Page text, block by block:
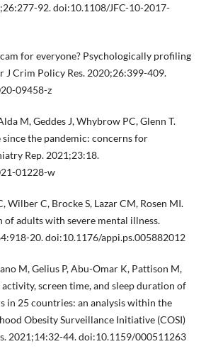
92. doi:10.1108/JFC-10-2017-
for everyone? Psychologically profiling
J Crim Policy Res. 2020;26:399-409.
09458-z
M, Geddes J, Whybrow PC, Glenn T.
the pandemic: concerns for
Rep. 2021;23:18.
01228-w
Wilber C, Brocke S, Lazar CM, Rosen MI.
adults with severe mental illness.
20. doi:10.1176/appi.ps.005882012
M, Gelius P, Abu-Omar K, Pattison M,
activity, screen time, and sleep duration of
in 25 countries: an analysis within the
Obesity Surveillance Initiative (COSI)
2021;14:32-44. doi:10.1159/000511263